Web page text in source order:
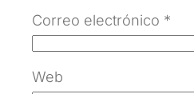
Correo electrónico *
Web